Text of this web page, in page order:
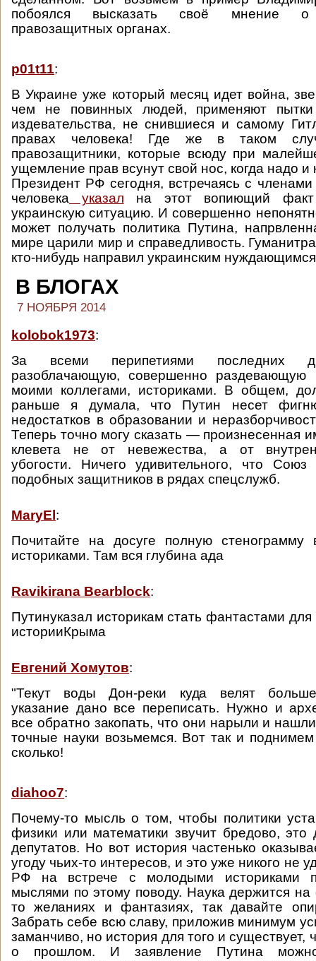
побоялся высказать своё мнение о
правозащитных органах.
p01t11:
В Украине уже который месяц идет война,
чем не повинных людей, применяют
издевательства, не снившиеся и самому
правах человека! Где же в таком
правозащитники, которые всюду при
ущемление прав всунут свой нос, когда надо и
Президент РФ сегодня, встречаясь с
человека указал на этот вопиющий факт
украинскую ситуацию. И совершенно
может получать политика Путина,
мире царили мир и справедливость.
кто-нибудь направил украинским
В БЛОГАХ
7 НОЯБРЯ 2014
kolobok1973:
За всеми перипетиями последних
разоблачающую, совершенно раздевающую
моими коллегами, историками. В общем,
раньше я думала, что Путин несет
недостатков в образовании и
Теперь точно могу сказать — произнесенная
клевета не от невежества, а от
убогости. Ничего удивительного, что Союз
подобных защитников в рядах спецслужб.
MaryEl :
Почитайте на досуге полную стенограмму
историками. Там вся глубина ада
Ravikirana Bearblock:
Путинуказал историкам стать фантастами
историиКрыма
Евгений Хомутов:
"Текут воды Дон-реки куда велят
указание дано все переписать. Нужно и
все обратно закопать, что они нарыли и
точные науки возьмемся. Вот так и
сколько!
diahoo7:
Почему-то мысль о том, чтобы политики
физики или математики звучит бредово,
депутатов. Но вот история частенько
угоду чьих-то интересов, и это уже никого не
РФ на встрече с молодыми историками
мыслями по этому поводу. Наука держится на
то желаниях и фантазиях, так давайте
Забрать себе всю славу, приложив минимум
заманчиво, но история для того и существует,
о прошлом. И заявление Путина